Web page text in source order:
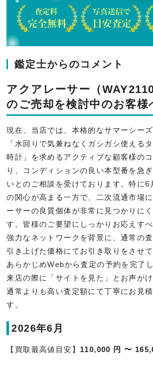
鑑定士からのコメント
アクアレーサー（
のご売却を検討中のお客様
現在、当店では、本格的なサマーシー
「水回りで気兼ねなくガシガシ使える
時計」を求めるアクティブな顧客様の
り、コンディションの良い本型番を急
いとのご相談を受けております。特に6
の関心が高まる一方で、二次流通市場
ーサーの良質個体が非常に見つかりに
す。皆様のご要望にしっかりお応えす
強力なネットワークを背景に、通常の
引き上げた価格にてお引き取りをさせて
あらかじめWebから査定の予約を完了
来店の際に「サイトを見た」とお声がけ
通常よりも高い査定額にて丁寧にお見
す。
2026年6月
【買取最高値目安】 110,000 円 〜